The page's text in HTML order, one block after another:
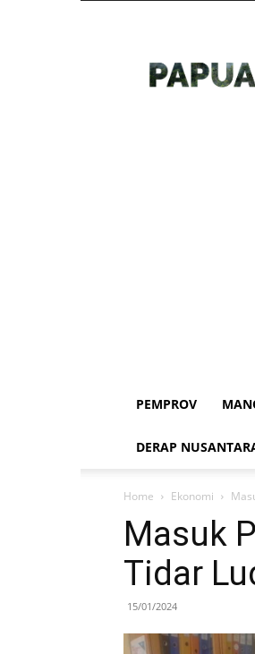
PEMPROV
DERAP
Home Ekonomi
Masuk
Tidar
15/01/2024